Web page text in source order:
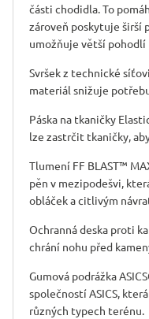
části chodidla. To
zároveň poskytuje širší
umožňuje větší
Svršek z technické
materiál snižuje
Páska na tkaničky
lze zastrčit tkaničky,
Tlumení FF BLAST™
pěn v mezipodešvi,
obláček a citlivým
Ochranná deska proti
chrání nohu před
Gumová podrážka
společností ASICS,
různých typech terénu.